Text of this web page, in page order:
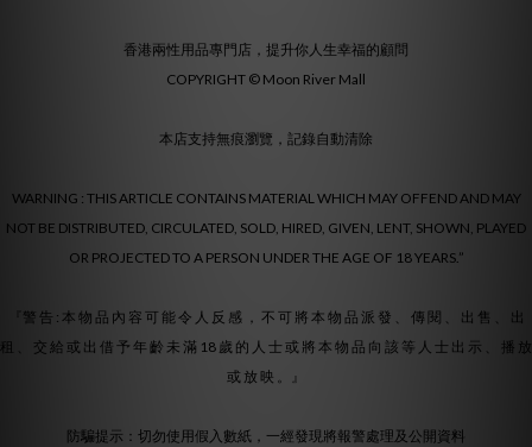
香港兩性用品專門店，提升你人生幸福的顧問
COPYRIGHT © Moon River Mall
本店支持無痕瀏覽，記錄自動清除
WARNING : THIS ARTICLE CONTAINS MATERIAL WHICH MAY OFFEND AND MAY
NOT BE DISTRIBUTED, CIRCULATED, SOLD, HIRED, GIVEN, LENT, SHOWN, PLAYED
OR PROJECTED TO A PERSON UNDER THE AGE OF 18 YEARS.”
『警 告 : 本 物 品 內 容 可 能 令 人 反 感 ， 不 可 將 本 物 品 派 發 、 傳 閱 、 出 售 、 出
租 、 交 給 或 出 借 予 年 齡 未 滿 18 歲 的 人 士 或 將 本 物 品 向 該 等 人 士 出 示 、 播 放
或 放 映 。』
防騙提示：切勿使用假入數紙，一經發現將報警處理及公開資料